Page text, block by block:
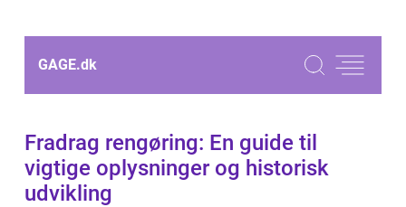
GAGE.dk
Fradrag rengøring: En guide til
vigtige oplysninger og historisk
udvikling